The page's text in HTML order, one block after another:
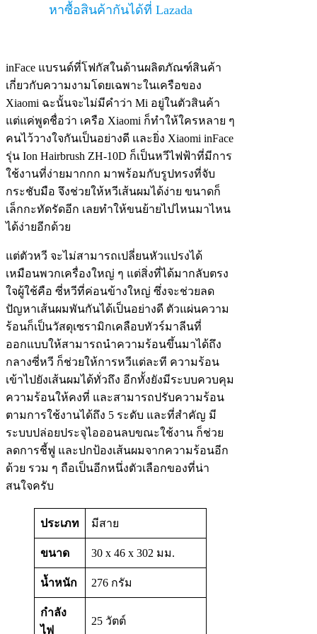
หาซื้อสินค้ากันได้ที่ Lazada
inFace แบรนด์ที่โฟกัสในด้านผลิตภัณฑ์สินค้า
เกี่ยวกับความงามโดยเฉพาะในเครือของ
Xiaomi ฉะนั้นจะไม่มีคำว่า Mi อยู่ในตัวสินค้า
แต่แค่พูดชื่อว่า เครือ Xiaomi ก็ทำให้ใครหลาย ๆ
คนไว้วางใจกันเป็นอย่างดี และยิ่ง Xiaomi inFace
รุ่น Ion Hairbrush ZH-10D ก็เป็นหวีไฟฟ้าที่มีการ
ใช้งานที่ง่ายมากกก มาพร้อมกับรูปทรงที่จับ
กระชับมือ จึงช่วยให้หวีเส้นผมได้ง่าย ขนาดก็
เล็กกะทัดรัดอีก เลยทำให้ขนย้ายไปไหนมาไหน
ได้ง่ายอีกด้วย
แต่ตัวหวี จะไม่สามารถเปลี่ยนหัวแปรงได้
เหมือนพวกเครื่องใหญ่ ๆ แต่สิ่งที่ได้มากลับตรง
ใจผู้ใช้คือ ซี่หวีที่ค่อนข้างใหญ่ ซึ่งจะช่วยลด
ปัญหาเส้นผมพันกันได้เป็นอย่างดี ตัวแผ่นความ
ร้อนก็เป็นวัสดุเซรามิกเคลือบทัวร์มาลีนที่
ออกแบบให้สามารถนำความร้อนขึ้นมาได้ถึง
กลางซี่หวี ก็ช่วยให้การหวีแต่ละที ความร้อน
เข้าไปยังเส้นผมได้ทั่วถึง อีกทั้งยังมีระบบควบคุม
ความร้อนให้คงที่ และสามารถปรับความร้อน
ตามการใช้งานได้ถึง 5 ระดับ และที่สำคัญ มี
ระบบปล่อยประจุไอออนลบขณะใช้งาน ก็ช่วย
ลดการชี้ฟู และปกป้องเส้นผมจากความร้อนอีก
ด้วย รวม ๆ ถือเป็นอีกหนึ่งตัวเลือกของที่น่า
สนใจครับ
ประเภท มีสาย
ขนาด 30 x 46 x 302 มม.
น้ำหนัก 276 กรัม
กำลัง
ไฟ
25 วัตต์